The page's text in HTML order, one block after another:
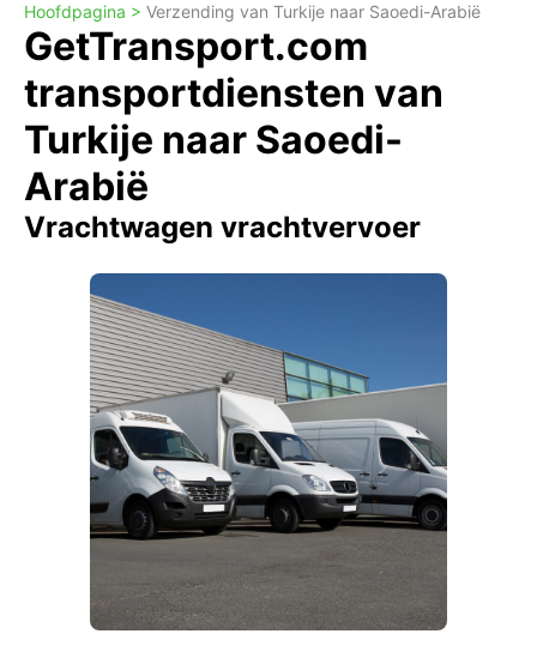
Hoofdpagina > Verzending van Turkije naar Saoedi-Arabië
GetTransport.com
transportdiensten van
Turkije naar Saoedi-
Arabië
Vrachtwagen vrachtvervoer